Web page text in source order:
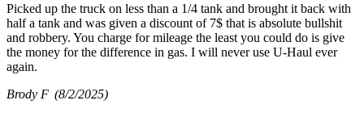
Picked up the truck on less than a 1/4 tank and brought it back with
half a tank and was given a discount of 7$ that is absolute bullshit
and robbery. You charge for mileage the least you could do is give
the money for the difference in gas. I will never use U-Haul ever
again.
Brody F (8/2/2025)